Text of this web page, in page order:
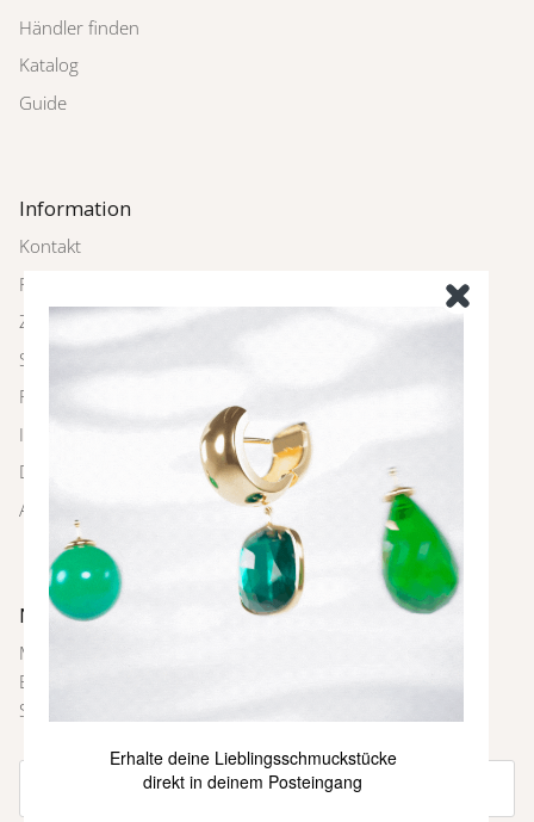
Händler finden
Katalog
Guide
Information
Kontakt
Rückgabe
Zahlung und Versand
Schmuckpflege
FAQ
Impressum
Datenschutz
AGBs
Newsletter
Melde dich bei unserem Newsletter an und sei immer als
Erste über neue Farben und Kollektionen, Inspirationen,
Styling-Tipps und weitere Neuigkeiten informiert.
Erhalte deine Lieblingsschmuckstücke
direkt in deinem Posteingang